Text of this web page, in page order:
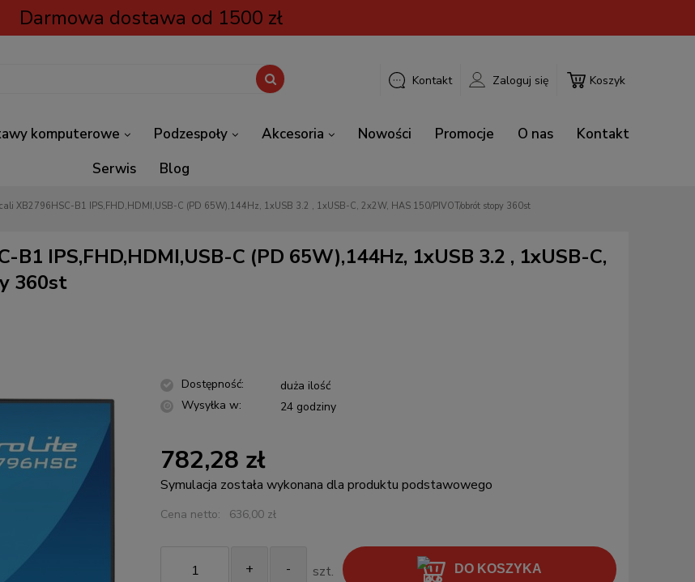
Darmowa dostawa od 1500 zł
Koszyk
Kontakt Zaloguj się
komputerowe Podzespoły Akcesoria Nowości Promocje O nas
Kontakt
Serwis
Blog
IIYAMA Monitor 27 cali XB2796HSC-B1 IPS,FHD,HDMI,USB-C (PD 65W),144Hz, 1xUSB 3.2 , 1xUSB-C, 2x2W, HAS 150/PIVOT/obrót stopy 360st
IPS,FHD,HDMI,USB-C (PD 65W),144Hz, 1xUSB 3.2 , 1xUSB-C,
360st
Dostępność:
duża ilość
Wysyłka w:
24 godziny
782,28 zł
Symulacja została wykonana dla produktu podstawowego
Cena netto: 636,00 zł
+ - szt. DO KOSZYKA